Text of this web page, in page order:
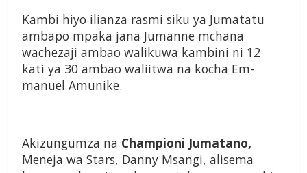
Kambi hiyo ilianza rasmi siku ya Jumatatu
ambapo mpaka jana Jumanne mchana
wachezaji ambao walikuwa kambini ni 12
kati ya 30 ambao waliitwa na kocha Em­
manuel Amunike.
Akizungumza na Cham­pioni Jumatano,
Meneja wa Stars, Danny Msangi, alisema